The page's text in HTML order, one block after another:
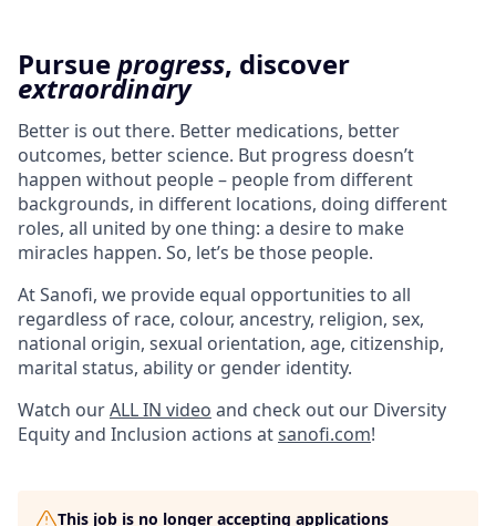
Pursueprogress, discover
extraordinary
Better is out there. Better medications, better
outcomes, better science. But progress doesn’t
happen without people – people from different
backgrounds, in different locations, doing different
roles, all united by one thing: a desire to make
miracles happen. So, let’s be those people.
At Sanofi, we provide equal opportunities to all
regardless of race, colour, ancestry, religion, sex,
national origin, sexual orientation, age, citizenship,
marital status, ability or gender identity.
Watch ourALL IN video and check out our Diversity
Equity and Inclusion actions atsanofi.com!
This job is no longer accepting applications